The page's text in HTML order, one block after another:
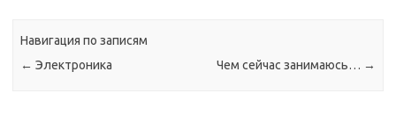
Навигация по записям
← Электроника Чем сейчас занимаюсь… →